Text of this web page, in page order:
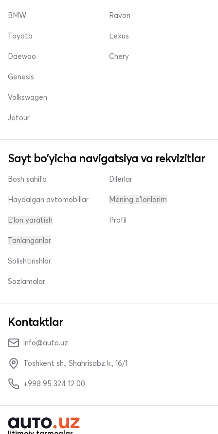
BMW
Toyota
Daewoo
Ravon
Lexus
Chery
Genesis
Volkswagen
Jetour
Sayt bo'yicha navigatsiya va rekvizitlar
Bosh sahifa
Haydalgan avtomobillar
E'lon yaratish
Dilerlar
Mening e'lonlarim
Profil
Tanlanganlar
Solishtirishlar
Sozlamalar
Kontaktlar
info@auto.uz
Toshkent sh., Shahrisabz k., 16/1
+998 95 324 12 00